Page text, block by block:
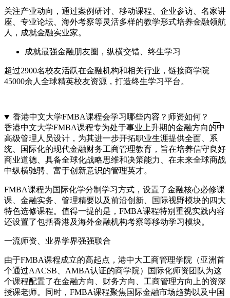
关注产业动向，通过案例研讨、移动课程、企业参访、名家讲
座、专业论坛、海外考察等灵活多样的教学形式培养金融领航
人，成就金融实业家。
成就最强金融朋友圈，纵横交错、终生学习
超过2900名校友活跃在金融机构和相关行业，链接商学院
45000余人全球精英校友资源，打造终生学习平台。
香港中文大学FMBA课程会学习哪些内容？师资如何？
香港中文大学FMBA课程专为处于事业上升期的金融方向的中
高级管理人员设计，为其进一步开拓职业生涯提供全面、系
统、国际化的现代金融财务工商管理教育，旨在培养信守良好
商业道德、具备全球化战略思维和决策能力、在未来全球商战
中纵横驰骋、富于创新意识的管理英才。
FMBA课程为国际化学分制学习方式，设置了金融核心必修课
课、金融实务、管理精要以及前沿创新、国际视野模块的四大
特色选修课程。值得一提的是，FMBA课程特别重视实践内容
还设置了包括香港及海外金融机构考察等移动学习模块。
一流师资、业界学界强强联合
由于FMBA课程成立的高起点，港中大工商管理学院（亚洲首
个通过AACSB、AMBA认证的商学院）国际化师资团队为这
个课程配置了在金融方向、财务方向、工商管理方向上的资深
授课老师。同时，FMBA课程聚焦国际金融市场趋势以及中国